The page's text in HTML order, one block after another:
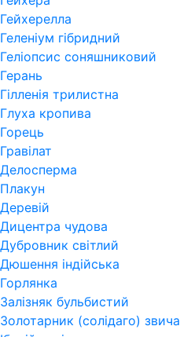
Гейхерелла
Геленіум гібридний
Геліопсис соняшниковий
Герань
Гiлленiя трилистна
Глуха кропива
Горець
Гравілат
Делосперма
Плакун
Деревій
Дицентра чудова
Дубровник світлий
Дюшення індійська
Горлянка
Залізняк бульбистий
Золотарник (солідаго)